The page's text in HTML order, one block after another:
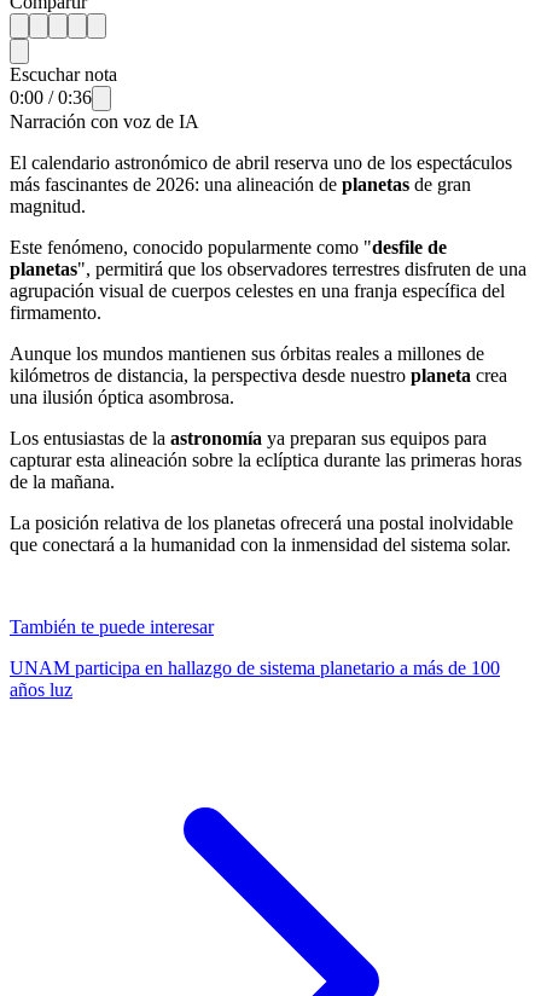
Escuchar nota
0:00 /0:36
Narración con voz de IA
El calendario astronómico de abril reserva uno de los espectáculos
más fascinantes de 2026: una alineación de planetas de gran
magnitud.
Este fenómeno, conocido popularmente como "desfile de
planetas", permitirá que los observadores terrestres disfruten de una
agrupación visual de cuerpos celestes en una franja específica del
firmamento.
Aunque los mundos mantienen sus órbitas reales a millones de
kilómetros de distancia, la perspectiva desde nuestro planeta crea
una ilusión óptica asombrosa.
Los entusiastas de la astronomía ya preparan sus equipos para
capturar esta alineación sobre la eclíptica durante las primeras horas
de la mañana.
La posición relativa de los planetas ofrecerá una postal inolvidable
que conectará a la humanidad con la inmensidad del sistema solar.
También te puede interesar
UNAM participa en hallazgo de sistema planetario a más de 100
años luz